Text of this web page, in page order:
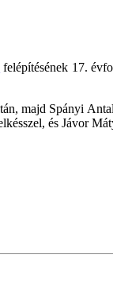
felépítésének 17.
majd Spányi
és Jávor